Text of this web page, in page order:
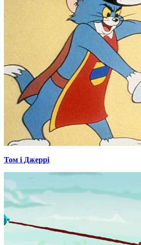
Том і Джеррі